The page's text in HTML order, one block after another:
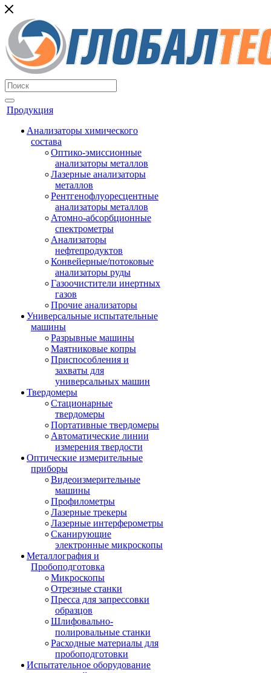
Продукция
Анализаторы химического
состава
Оптико-эмиссионные
анализаторы металлов
Лазерные анализаторы
металлов
Рентгенофлуоресцентные
анализаторы металлов
Атомно-абсорбционные
спектрометры
Анализаторы
нефтепродуктов
Конвейерные/потоковые
анализаторы руды
Газоочистители инертных
газов
Прочие анализаторы
Универсальные испытательные
машины
Разрывные машины
Маятниковые копры
Приспособления и
захваты для
универсальных машин
Твердомеры
Стационарные
твердомеры
Портативные твердомеры
Автоматические линии
измерения твердости
Оптические измерительные
приборы
Видеоизмерительные
машины
Профилометры
Лазерные трекеры
Лазерные интерферометры
Сканирующие
электронные микроскопы
Металлография и
Пробоподготовка
Микроскопы
Отрезные станки
Пресса для запрессовки
образцов
Шлифовально-
полировальные станки
Расходные материалы для
пробоподготовки
Испытательное оборудование